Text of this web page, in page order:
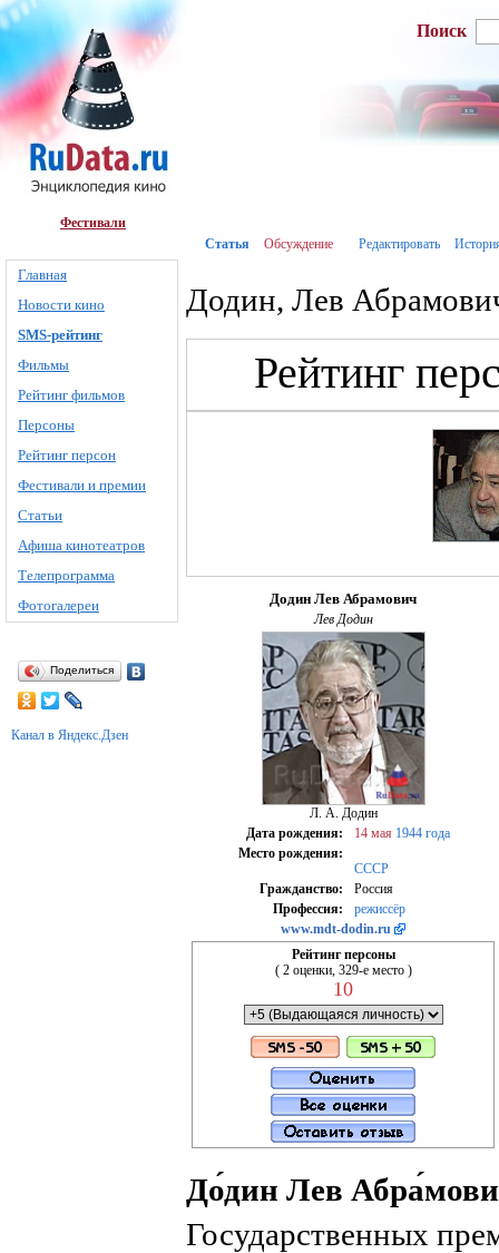
Фестивали
Главная
Новости кино
SMS-рейтинг
Фильмы
Рейтинг фильмов
Персоны
Рейтинг персон
Фестивали и премии
Статьи
Афиша кинотеатров
Телепрограмма
Фотогалереи
Поделиться
Канал в Яндекс.Дзен
Поиск
Статья Обсуждение Редактировать
Додин, Лев
Рейтинг
Додин Лев Абрамович
Лев Додин
Л. А. Додин
Дата рождения:
14 мая 1944 года
Место рождения:
СССР
Гражданство:
Россия
Профессия:
режиссёр
www.mdt-dodin.ru
Рейтинг персоны
( 2 оценки, 329-е место )
10
До́дин Лев
Государственных